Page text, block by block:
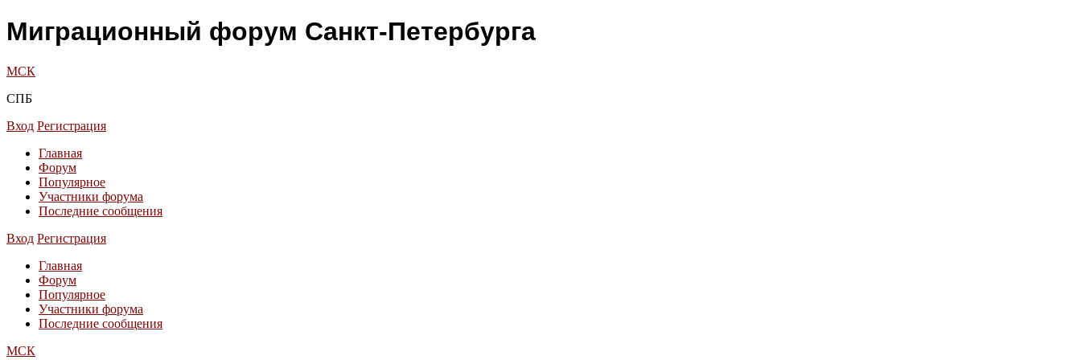
Миграционный форум Санкт-Петербурга
МСК
СПБ
Вход Регистрация
Главная
Форум
Популярное
Участники форума
Последние сообщения
Вход Регистрация
Главная
Форум
Популярное
Участники форума
Последние сообщения
МСК